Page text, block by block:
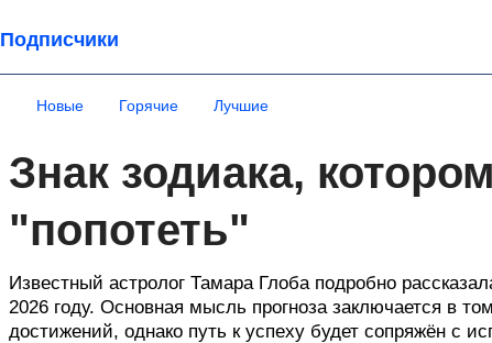
Подписчики
Новые Горячие Лучшие
Знак зодиака,
"попотеть"
Известный астролог Тамара Глоба подробно
2026 году. Основная мысль прогноза заключается в
достижений, однако путь к успеху будет сопряжён с